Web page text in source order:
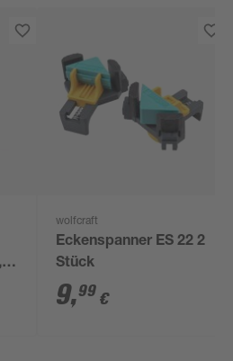
wolfcraft
Eckenspanner ES 22 2
Stück
9,99 €